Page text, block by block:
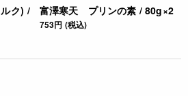
ク) /
富澤寒天 プリンの素 / 80g×2
753円 (税込)